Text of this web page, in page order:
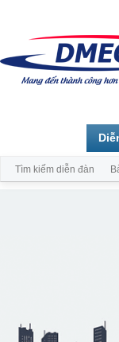
Tìm kiếm diễn đàn